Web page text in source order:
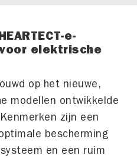
e-
elektrische
op het nieuwe,
modellen ontwikkelde
zijn een
bescherming
en een ruim